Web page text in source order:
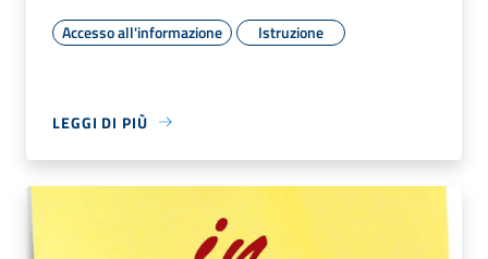
Accesso all'informazione Istruzione
LEGGI DI PIÙ